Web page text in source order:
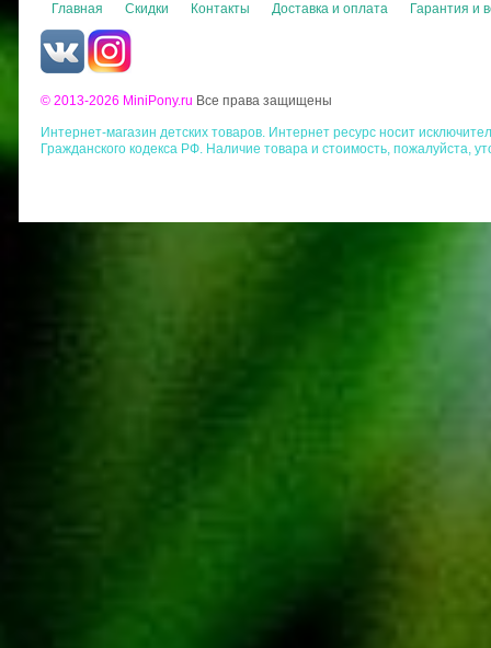
Главная Скидки Контакты Доставка и оплата Гарантия и
© 2013-2026 MiniPony.ru Все права защищены
Интернет-магазин детских товаров. Интернет ресурс носит
Гражданского кодекса РФ. Наличие товара и стоимость, пожалуйста,